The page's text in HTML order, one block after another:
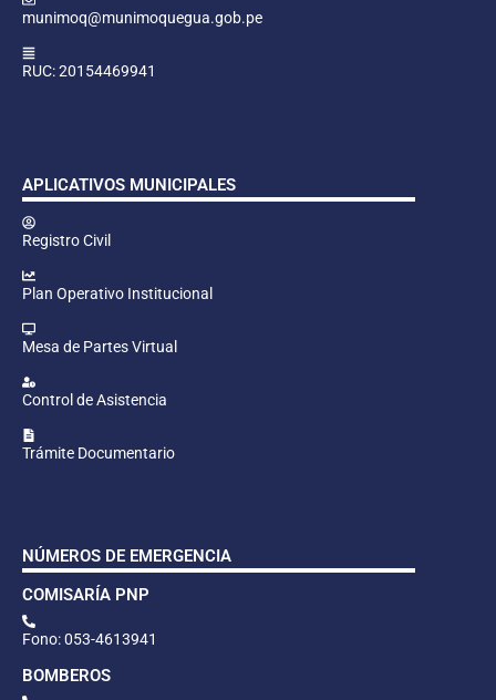
munimoq@munimoquegua.gob.pe
RUC: 20154469941
APLICATIVOS MUNICIPALES
Registro Civil
Plan Operativo Institucional
Mesa de Partes Virtual
Control de Asistencia
Trámite Documentario
NÚMEROS DE EMERGENCIA
COMISARÍA PNP
Fono: 053-4613941
BOMBEROS